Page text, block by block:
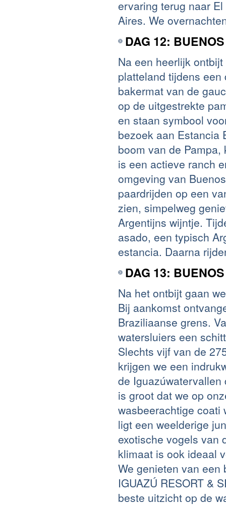
ervaring terug naar
Aires. We
DAG 12:
Na een heerlijk
platteland tijdens
bakermat van de
op de uitgestrekte
en staan symbool
bezoek aan Estancia
boom van de
is een actieve ranch
omgeving van
paardrijden op een
zien, simpelweg
Argentijns wijntje.
asado, een typisch
estancia. Daarna
DAG 13:
Na het ontbijt gaan
Bij aankomst
Braziliaanse grens.
watersluiers een
Slechts vijf van de
krijgen we een
de
is groot dat we op
wasbeerachtige coati
ligt een weelderige
exotische vogels van
klimaat is ook ideaal
We genieten van een
IGUAZÚ RESORT &
beste uitzicht op de